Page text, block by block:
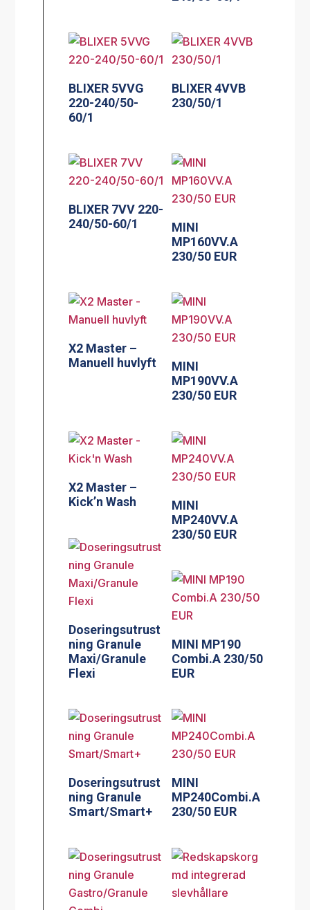
BLIXER 5VVG
220-240/50-
60/1
BLIXER 4VVB
230/50/1
BLIXER 7VV 220-
240/50-60/1
MINI
MP160VV.A
230/50 EUR
X2 Master –
Manuell huvlyft
MINI
MP190VV.A
230/50 EUR
X2 Master –
Kick’n Wash
MINI
MP240VV.A
230/50 EUR
Doseringsutrust
ning Granule
Maxi/Granule
Flexi
MINI MP190
Combi.A 230/50
EUR
Doseringsutrust
ning Granule
Smart/Smart+
MINI
MP240Combi.A
230/50 EUR